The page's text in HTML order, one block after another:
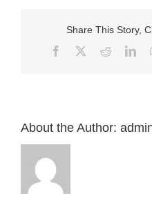
得
前
書
白
Share This Story,
Facebook
Reddit
About the Author: